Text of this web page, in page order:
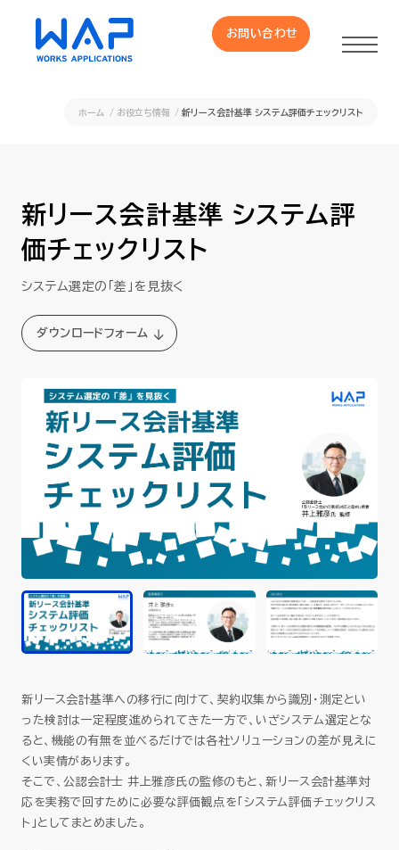
お問い合わせ
HUE 機能一覧
サービス
セミナー
お役立ち情報
採用
会社情報
資料ダウンロード
EN
ホーム お役立ち情報 新リース会計基準 システム評価チェックリスト
新リース会計基準 システム評
価チェックリスト
システム選定の「差」を見抜く
ダウンロードフォーム
新リース会計基準への移行に向けて、契約収集から識別・測定とい
った検討は一定程度進められてきた一方で、いざシステム選定とな
ると、機能の有無を並べるだけでは各社ソリューションの差が見えに
くい実情があります。
そこで、公認会計士 井上雅彦氏の監修のもと、新リース会計基準対
応を実務で回すために必要な評価観点を「システム評価チェックリス
ト」としてまとめました。
お問い合わせ